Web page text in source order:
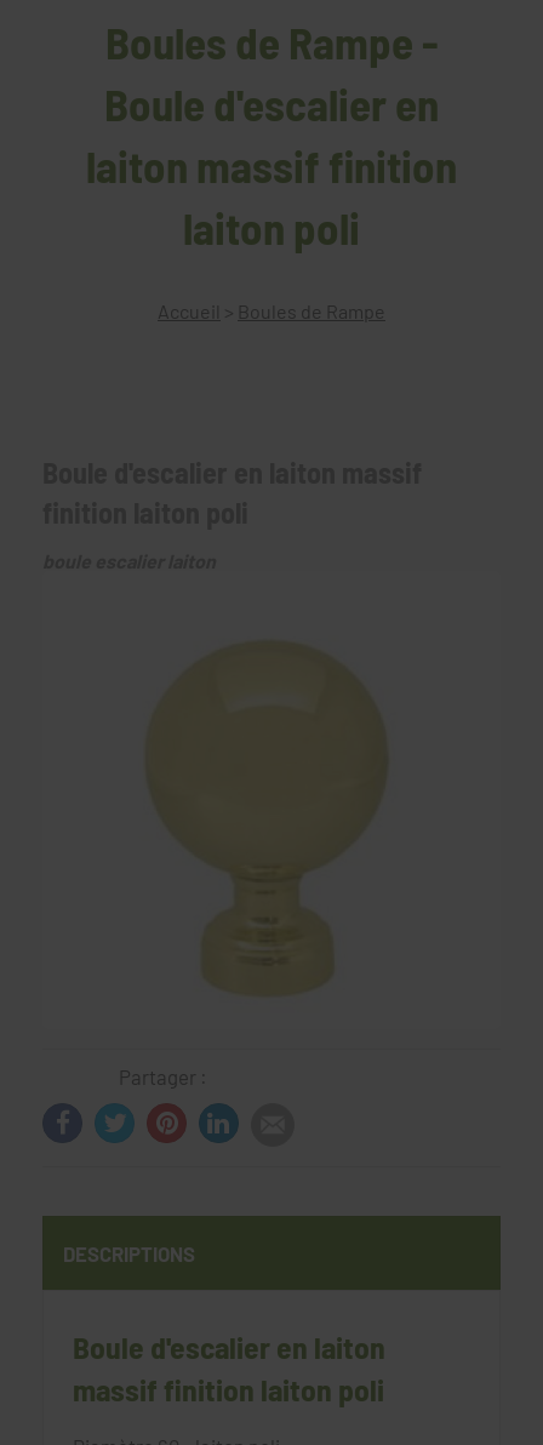
Boules de Rampe -
Boule d'escalier en
laiton massif finition
laiton poli
Accueil > Boules de Rampe
Partager :
DESCRIPTIONS
Boule d'escalier en laiton
massif finition laiton poli